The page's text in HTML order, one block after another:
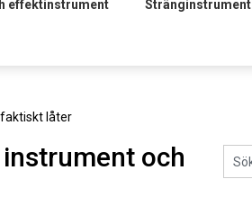
effektinstrument Stränginstrument
faktiskt låter
och